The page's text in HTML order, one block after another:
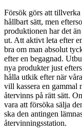
Försök görs att
hållbart sätt, men
produktionen har det
ut. Att aktivt leta efter
bra om man absolut
efter en begagnad.
nya produkter just
hålla utkik efter när
vill kassera en gammal
återvinns på rätt sätt.
vara att försöka sälja
ska den antingen
återvinningsstation.